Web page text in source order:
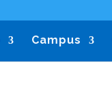
Campus